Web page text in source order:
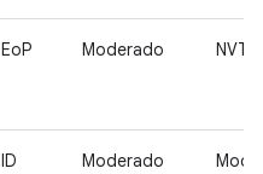
EoP Moderado NVT
ID Moderado